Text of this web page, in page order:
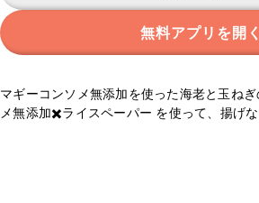
無料アプリを開く
マギーコンソメ無添加を使った海老と玉ね
メ無添加✖️ライスペーパー を使って、揚げ